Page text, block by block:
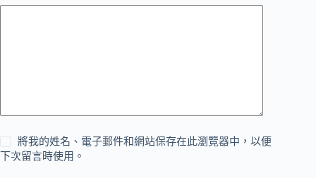
將我的姓名、電子郵件和網站保存在此瀏覽器中，以便
下次留言時使用。